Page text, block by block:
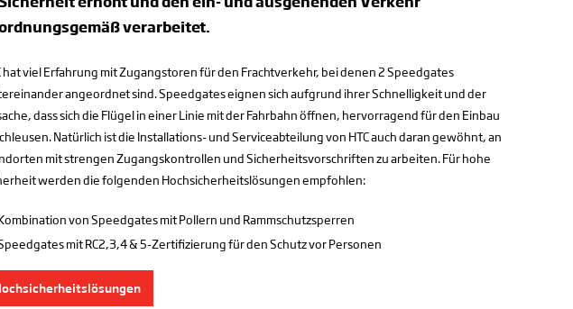
verarbeitet.
hat viel Erfahrung mit Zugangstoren für den Frachtverkehr, bei denen 2 Speedgates
angeordnet sind. Speedgates eignen sich aufgrund ihrer Schnelligkeit und der
dass sich die Flügel in einer Linie mit der Fahrbahn öffnen, hervorragend für den Einbau
Natürlich ist die Installations- und Serviceabteilung von HTC auch daran gewöhnt, an
mit strengen Zugangskontrollen und Sicherheitsvorschriften zu arbeiten. Für hohe
werden die folgenden Hochsicherheitslösungen empfohlen:
von Speedgates mit Pollern und Rammschutzsperren
mit RC2,3,4 & 5-Zertifizierung für den Schutz vor Personen